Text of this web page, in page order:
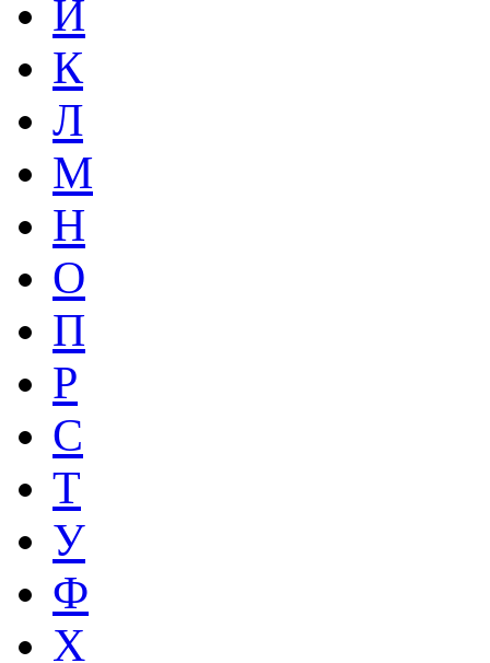
Й
К
Л
М
Н
О
П
Р
С
Т
У
Ф
Х